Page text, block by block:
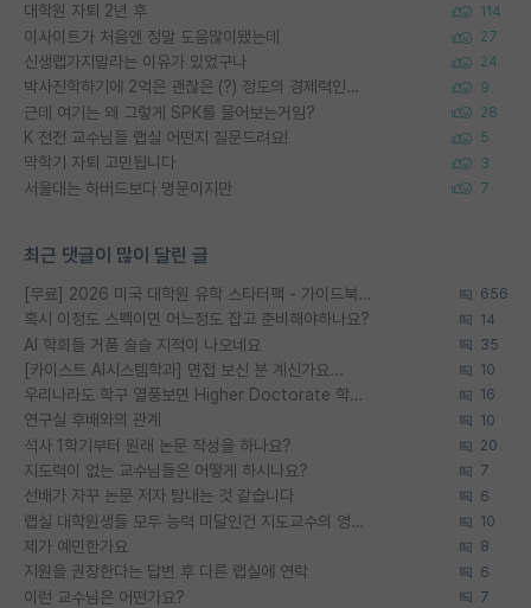
대학원 자퇴 2년 후 114
이사이트가 처음엔 정말 도움많이됐는데 27
신생랩가지말라는 이유가 있었구나 24
박사진학하기에 2억은 괜찮은 (?) 정도의 경제력인가요 9
근데 여기는 왜 그렇게 SPK를 물어보는거임? 28
K 전전 교수님들 랩실 어떤지 질문드려요! 5
막학기 자퇴 고민됩니다 3
서울대는 하버드보다 명문이지만 7
최근 댓글이 많이 달린 글
[무료] 2026 미국 대학원 유학 스타터팩 - 가이드북 & 합격자 컨택메일 템플릿 656
혹시 이정도 스펙이면 어느정도 잡고 준비해야하나요? 14
AI 학회들 거품 슬슬 지적이 나오네요 35
[카이스트 AI시스템학과] 면접 보신 분 계신가요... 10
우리나라도 학구 열풍보면 Higher Doctorate 학위가 필요하다고 봅니다. 16
연구실 후배와의 관계 10
석사 1학기부터 원래 논문 작성을 하나요? 20
지도력이 없는 교수님들은 어떻게 하시나요? 7
선배가 자꾸 논문 저자 탐내는 것 같습니다 6
랩실 대학원생들 모두 능력 미달인건 지도교수의 영향 아닌가? 10
제가 예민한가요 8
지원을 권장한다는 답변 후 다른 랩실에 연락 6
이런 교수님은 어떤가요? 7